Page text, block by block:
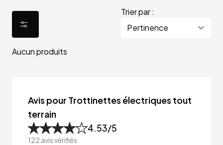
Trier par :
Aucun produits
Avis pour Trottinettes électriques tout
terrain
4.53/5
122 avis vérifiés